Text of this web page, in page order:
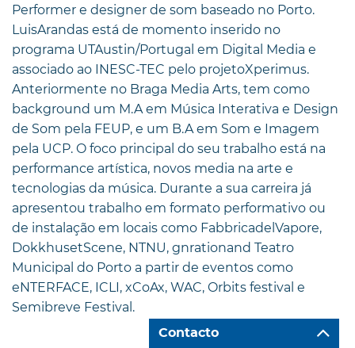
Performer e designer de som baseado no Porto.
LuisArandas está de momento inserido no
programa UTAustin/Portugal em Digital Media e
associado ao INESC-TEC pelo projetoXperimus.
Anteriormente no Braga Media Arts, tem como
background um M.A em Música Interativa e Design
de Som pela FEUP, e um B.A em Som e Imagem
pela UCP. O foco principal do seu trabalho está na
performance artística, novos media na arte e
tecnologias da música. Durante a sua carreira já
apresentou trabalho em formato performativo ou
de instalação em locais como FabbricadelVapore,
DokkhusetScene, NTNU, gnrationand Teatro
Municipal do Porto a partir de eventos como
eNTERFACE, ICLI, xCoAx, WAC, Orbits festival e
Semibreve Festival.
Contacto